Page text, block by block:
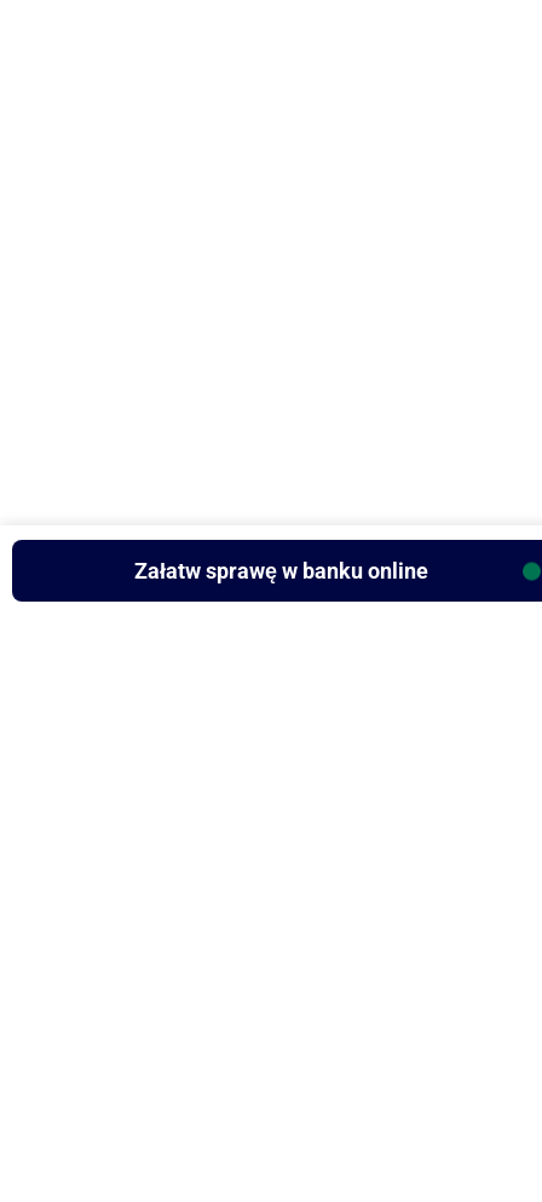
Załatw sprawę w banku online